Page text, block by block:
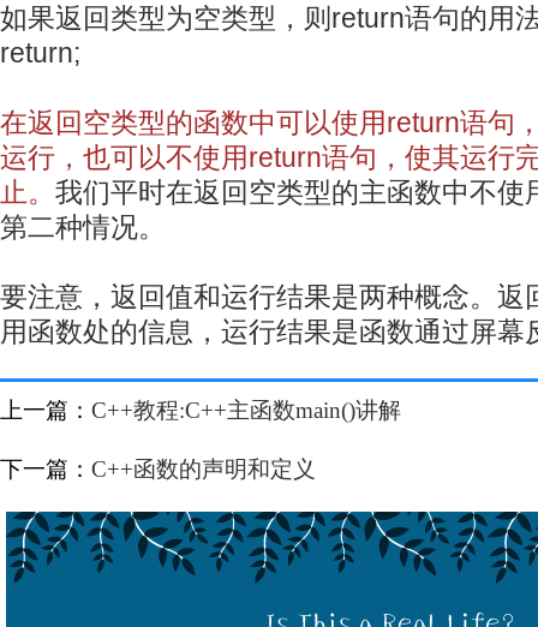
如果返回类型为空类型，则return语句的用
return;
在返回空类型的函数中可以使用return语句
运行，也可以不使用return语句，使其运行
止。 我们平时在返回空类型的主函数中不使
第二种情况。
要注意，返回值和运行结果是两种概念。返
用函数处的信息，运行结果是函数通过屏幕
上一篇： C++教程:C++主函数main()讲解
下一篇： C++函数的声明和定义